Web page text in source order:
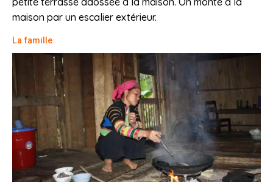
maison par un escalier extérieur.
La famille